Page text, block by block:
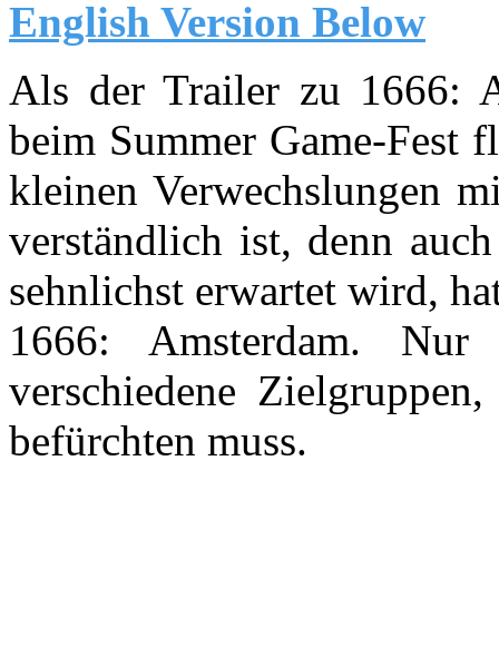
English Version Below
Als der Trailer zu 1666:
beim Summer Game-Fest
kleinen Verwechslungen
verständlich ist, denn
sehnlichst erwartet wird,
1666: Amsterdam.
verschiedene
befürchten muss.